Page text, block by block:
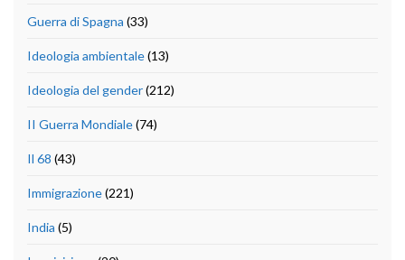
Guerra di Spagna (33)
Ideologia ambientale(13)
Ideologia del gender(212)
II Guerra Mondiale(74)
Il 68 (43)
Immigrazione(221)
India (5)